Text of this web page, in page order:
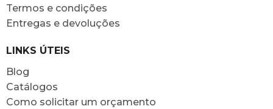
Termos e condições
Entregas e devoluções
LINKS ÚTEIS
Blog
Catálogos
Como solicitar um orçamento